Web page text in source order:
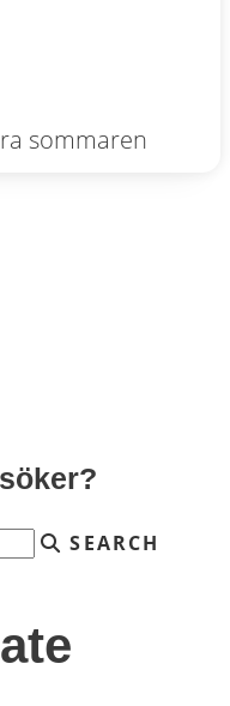
sommaren
SEARCH